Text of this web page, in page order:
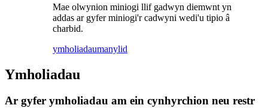
Mae olwynion miniogi llif gadwyn diemwnt yn
addas ar gyfer miniogi'r cadwyni wedi'u tipio â
charbid.
ymholiadaumanylid
Ymholiadau
Ar gyfer ymholiadau am ein cynhyrchion neu restr